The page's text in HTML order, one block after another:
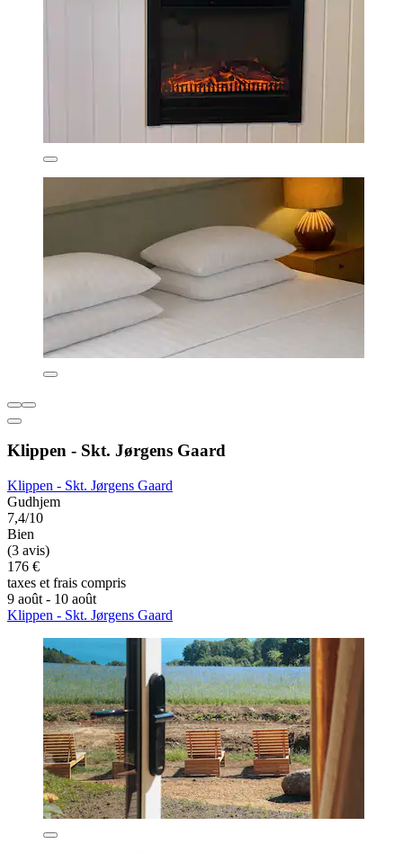
Klippen - Skt. Jørgens Gaard
Klippen - Skt. Jørgens Gaard
Gudhjem
7,4/10
Bien
(3 avis)
176 €
taxes et frais compris
9 août - 10 août
Klippen - Skt. Jørgens Gaard